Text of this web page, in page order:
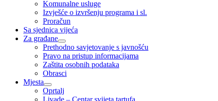
Komunalne usluge
Izvješće o izvršenju programa i sl.
Proračun
Sa sjednica vijeća
Za građane
Prethodno savjetovanje s javnošću
Pravo na pristup informacijama
Zaštita osobnih podataka
Obrasci
Mjesta
Oprtalj
Livade – Centar svijeta tartufa